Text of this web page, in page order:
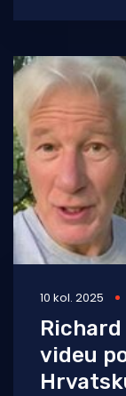
10 kol. 2025
Richard
videu